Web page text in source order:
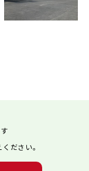
ださい。